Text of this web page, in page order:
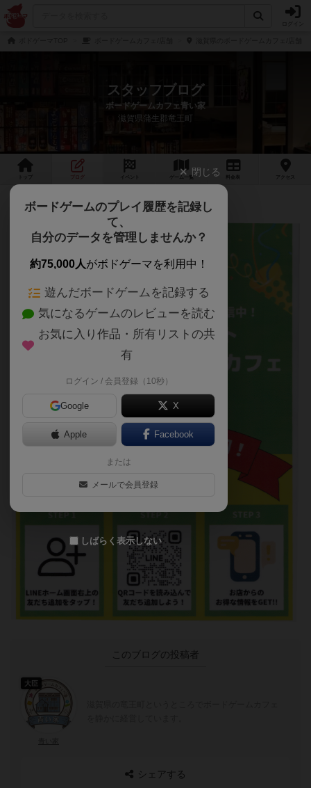
スタッフブログ
ボードゲームカフェ青い家
滋賀県蒲生郡竜王町
ゲーム 一覧 料金 アクセス
青い家公式ライン
このブログの投稿者
大臣
シェアする
閉じる
ボードゲームのプレイ履歴を記録し
て、
自分のデータを管理しませんか？
約75,000人がボドゲーマを利用中！
遊んだボードゲームを記録する
気になるゲームのレビューを読む
お気に入り作品・所有リストの共
有
ログイン / 会員登録（10秒）
Google X
Apple Facebook
または
メールで会員登録
しばらく表示しない